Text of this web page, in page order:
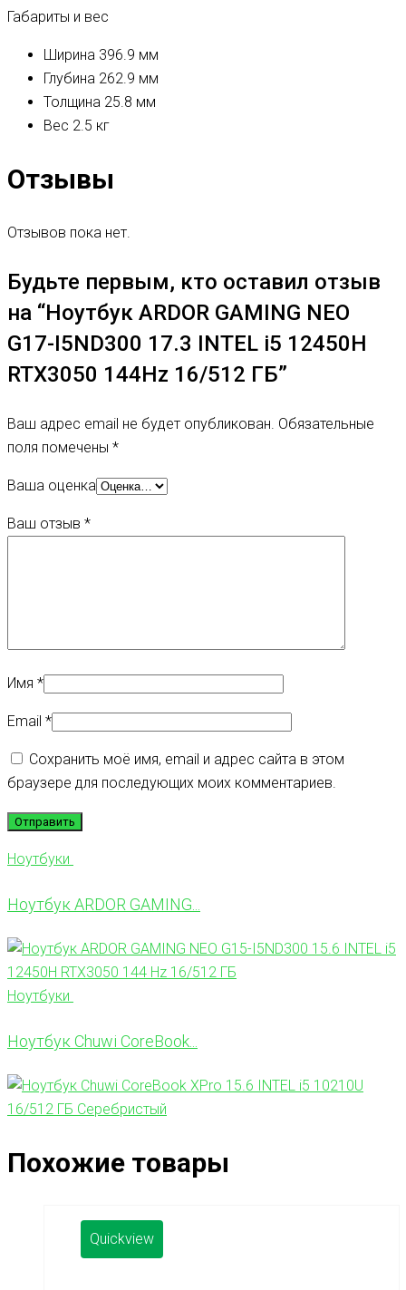
Габариты и вес
Ширина 396.9 мм
Глубина 262.9 мм
Толщина 25.8 мм
Вес 2.5 кг
Отзывы
Отзывов пока нет.
Будьте первым, кто оставил отзыв
на “Ноутбук ARDOR GAMING NEO
G17-I5ND300 17.3 INTEL i5 12450H
RTX3050 144Hz 16/512 ГБ”
Ваш адрес email не будет опубликован. Обязательные
поля помечены *
Ваша оценка
Ваш отзыв *
Имя *
Email *
Сохранить моё имя, email и адрес сайта в этом
браузере для последующих моих комментариев.
Ноутбуки
Ноутбук ARDOR GAMING...
Ноутбуки
Ноутбук Chuwi CoreBook...
Похожие товары
Quickview